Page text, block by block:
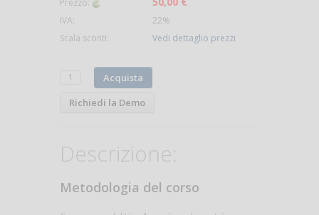
Prezzo:
IVA:
22%
Scala sconti:
Vedi dettaglio prezzi
Acquista
Richiedi la Demo
Descrizione:
Metodologia del corso